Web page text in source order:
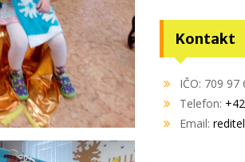
Kontakt
IČO: 709 97
Telefon:
Email: